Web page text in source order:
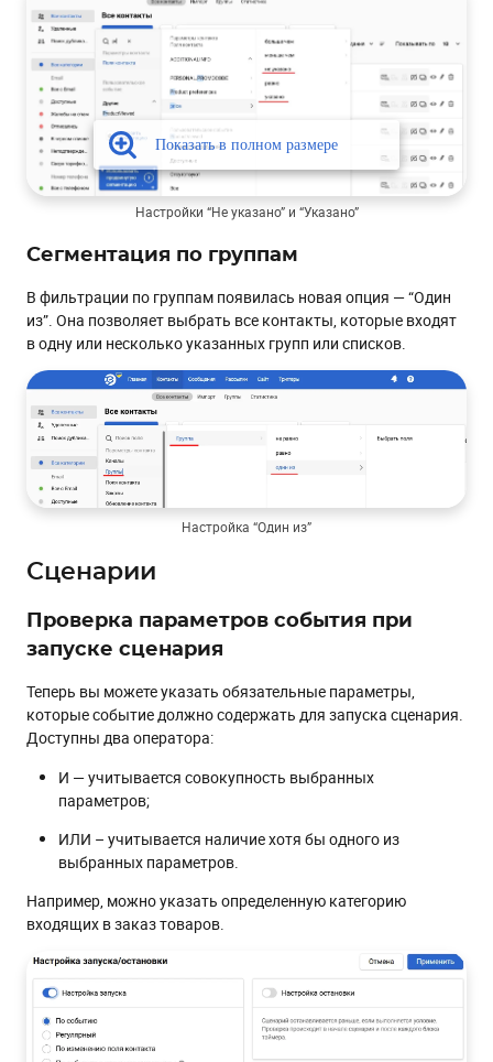
Настройки “Не указано” и “Указано”
Сегментация по группам
В фильтрации по группам появилась новая опция — “Один
из”. Она позволяет выбрать все контакты, которые входят
в одну или несколько указанных групп или списков.
Настройка “Один из”
Сценарии
Проверка параметров события при
запуске сценария
Теперь вы можете указать обязательные параметры,
которые событие должно содержать для запуска сценария.
Доступны два оператора:
И — учитывается совокупность выбранных
параметров;
ИЛИ – учитывается наличие хотя бы одного из
выбранных параметров.
Например, можно указать определенную категорию
входящих в заказ товаров.